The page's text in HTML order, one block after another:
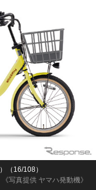
《写真提供 ヤマハ発動機》
（16/108）